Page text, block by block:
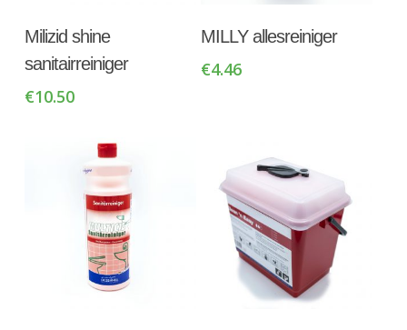
Winkelwagen
Milizid shine
sanitairreiniger
€10.50
Winkelwagen
MILLY allesreiniger
€4.46